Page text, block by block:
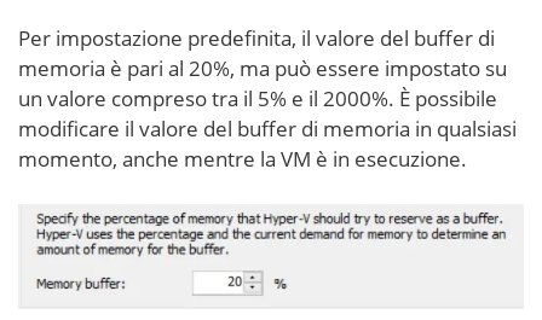
Per impostazione predefinita, il valore del buffer di
memoria è pari al 20%, ma può essere impostato su
un valore compreso tra il 5% e il 2000%. È possibile
modificare il valore del buffer di memoria in qualsiasi
momento, anche mentre la VM è in esecuzione.